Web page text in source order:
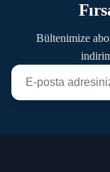
Bültenimize